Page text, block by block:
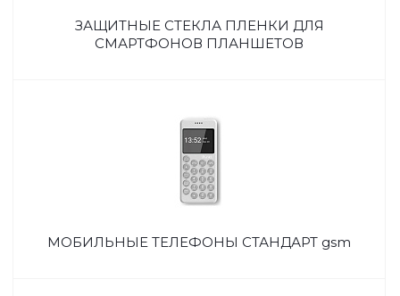
ЗАЩИТНЫЕ СТЕКЛА ПЛЕНКИ ДЛЯ
СМАРТФОНОВ ПЛАНШЕТОВ
МОБИЛЬНЫЕ ТЕЛЕФОНЫ СТАНДАРТ gsm